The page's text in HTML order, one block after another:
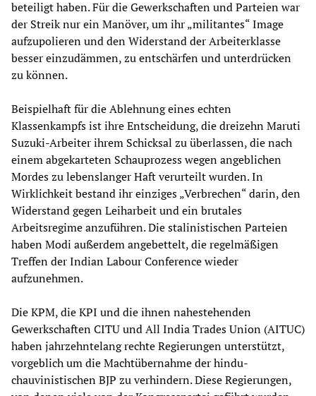
beteiligt haben. Für die Gewerkschaften und Parteien war
der Streik nur ein Manöver, um ihr „militantes“ Image
aufzupolieren und den Widerstand der Arbeiterklasse
besser einzudämmen, zu entschärfen und unterdrücken
zu können.
Beispielhaft für die Ablehnung eines echten
Klassenkampfs ist ihre Entscheidung, die dreizehn Maruti
Suzuki-Arbeiter ihrem Schicksal zu überlassen, die nach
einem abgekarteten Schauprozess wegen angeblichen
Mordes zu lebenslanger Haft verurteilt wurden. In
Wirklichkeit bestand ihr einziges „Verbrechen“ darin, den
Widerstand gegen Leiharbeit und ein brutales
Arbeitsregime anzuführen. Die stalinistischen Parteien
haben Modi außerdem angebettelt, die regelmäßigen
Treffen der Indian Labour Conference wieder
aufzunehmen.
Die KPM, die KPI und die ihnen nahestehenden
Gewerkschaften CITU und All India Trades Union (AITUC)
haben jahrzehntelang rechte Regierungen unterstützt,
vorgeblich um die Machtübernahme der hindu-
chauvinistischen BJP zu verhindern. Diese Regierungen,